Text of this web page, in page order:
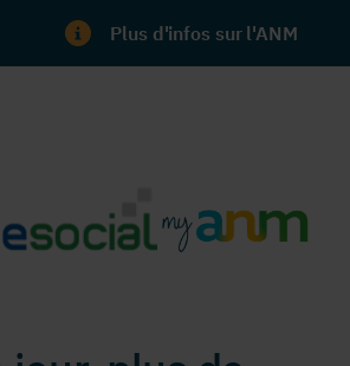
Plus d'infos sur l'ANM